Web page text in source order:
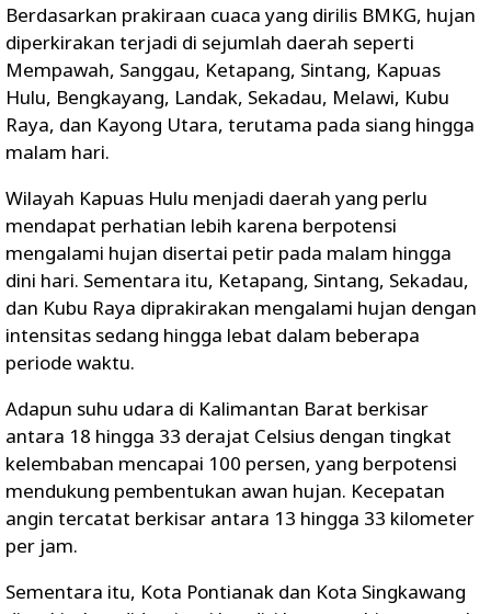
Berdasarkan prakiraan cuaca yang dirilis BMKG, hujan
diperkirakan terjadi di sejumlah daerah seperti
Mempawah, Sanggau, Ketapang, Sintang, Kapuas
Hulu, Bengkayang, Landak, Sekadau, Melawi, Kubu
Raya, dan Kayong Utara, terutama pada siang hingga
malam hari.
Wilayah Kapuas Hulu menjadi daerah yang perlu
mendapat perhatian lebih karena berpotensi
mengalami hujan disertai petir pada malam hingga
dini hari. Sementara itu, Ketapang, Sintang, Sekadau,
dan Kubu Raya diprakirakan mengalami hujan dengan
intensitas sedang hingga lebat dalam beberapa
periode waktu.
Adapun suhu udara di Kalimantan Barat berkisar
antara 18 hingga 33 derajat Celsius dengan tingkat
kelembaban mencapai 100 persen, yang berpotensi
mendukung pembentukan awan hujan. Kecepatan
angin tercatat berkisar antara 13 hingga 33 kilometer
per jam.
Sementara itu, Kota Pontianak dan Kota Singkawang